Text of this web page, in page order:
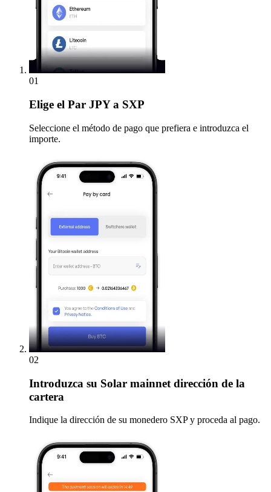
01
Elige el Par JPY a SXP
Seleccione el método de pago que prefiera e introduzca el
importe.
02
Introduzca su Solar mainnet dirección de la
cartera
Indique la dirección de su monedero SXP y proceda al pago.